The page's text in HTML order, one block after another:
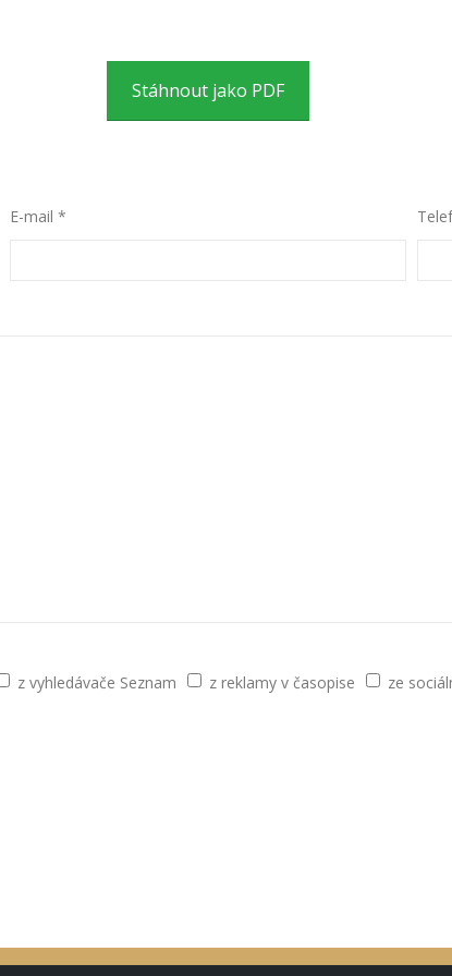
Stáhnout jako PDF
E-mail *
z vyhledávače Seznam z reklamy v časopise ze